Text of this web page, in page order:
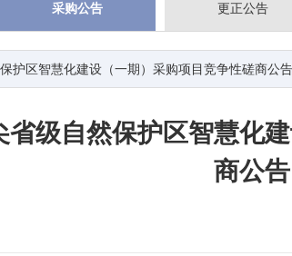
采购公告 更正公告
护区智慧化建设（一期）采购项目竞争性磋商公告
省级自然保护区智慧化
商公告